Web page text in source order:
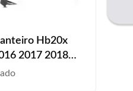
Hb20x
2017 2018